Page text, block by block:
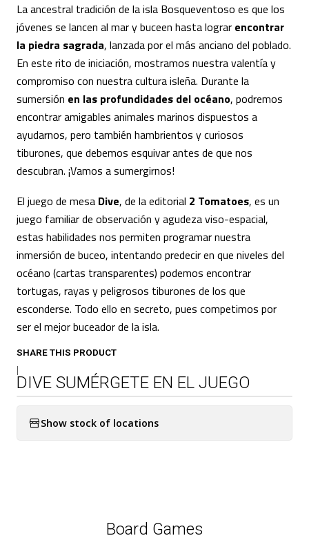
La ancestral tradición de la isla Bosqueventoso es que los
jóvenes se lancen al mar y buceen hasta lograr encontrar
la piedra sagrada, lanzada por el más anciano del poblado.
En este rito de iniciación, mostramos nuestra valentía y
compromiso con nuestra cultura isleña. Durante la
sumersión en las profundidades del océano, podremos
encontrar amigables animales marinos dispuestos a
ayudarnos, pero también hambrientos y curiosos
tiburones, que debemos esquivar antes de que nos
descubran. ¡Vamos a sumergirnos!
El juego de mesa Dive, de la editorial 2 Tomatoes, es un
juego familiar de observación y agudeza viso-espacial,
estas habilidades nos permiten programar nuestra
inmersión de buceo, intentando predecir en que niveles del
océano (cartas transparentes) podemos encontrar
tortugas, rayas y peligrosos tiburones de los que
esconderse. Todo ello en secreto, pues competimos por
ser el mejor buceador de la isla.
SHARE THIS PRODUCT
|
DIVE SUMÉRGETE EN EL JUEGO
Show stock of locations
Board Games